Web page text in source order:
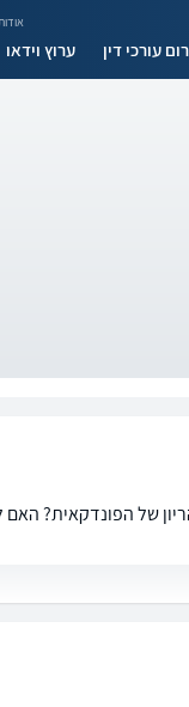
עורכי דין ערוץ וידאו
של הפונדקאית?